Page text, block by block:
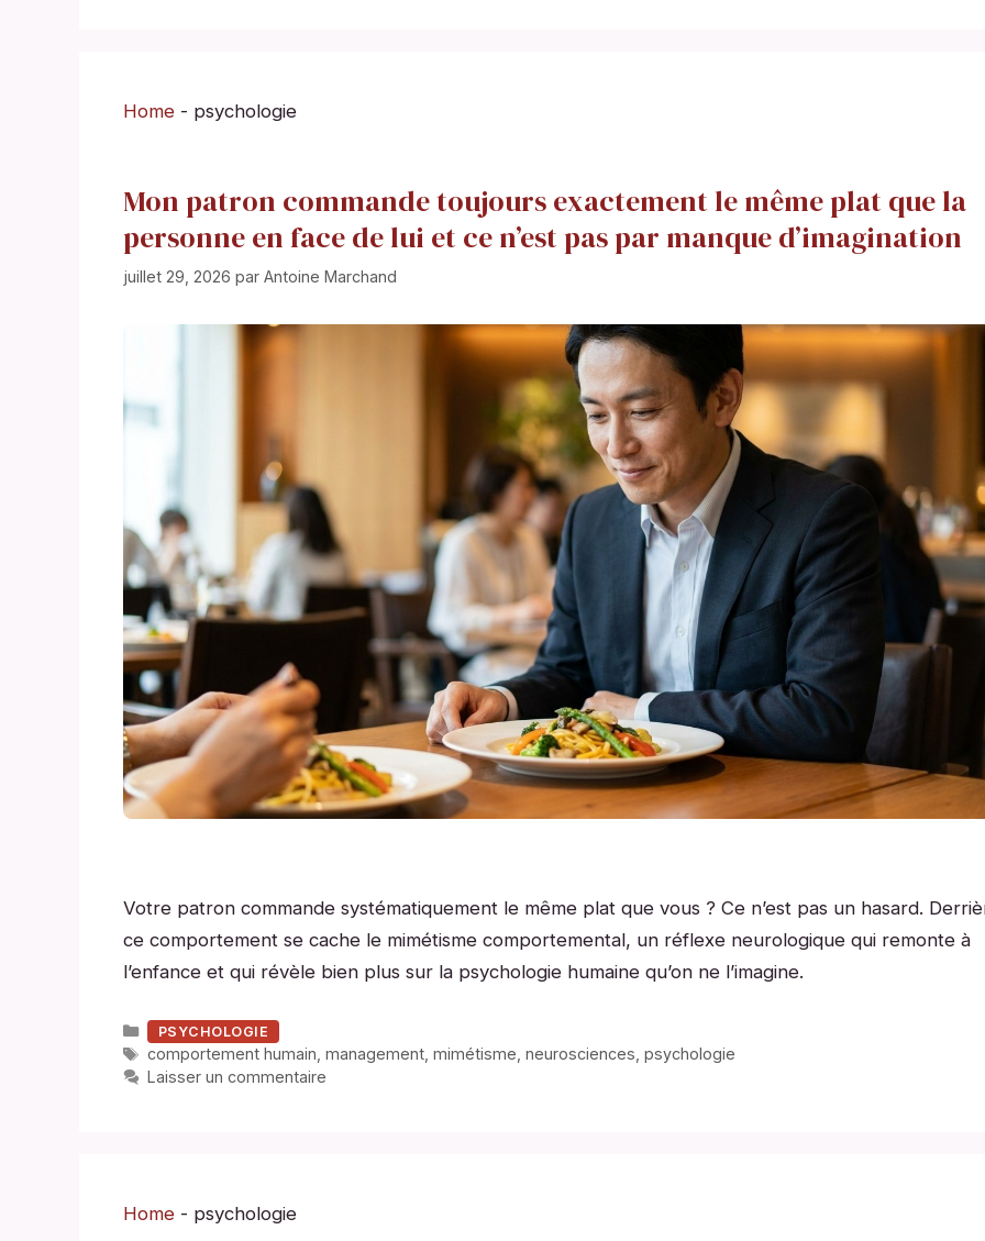
Home - psychologie
Mon patron commande toujours exactement le même plat que la
personne en face de lui et ce n’est pas par manque d’imagination
juillet 29, 2026 par Antoine Marchand
Votre patron commande systématiquement le même plat que vous ? Ce n’est pas un hasard.
ce comportement se cache le mimétisme comportemental, un réflexe neurologique qui remonte à
l’enfance et qui révèle bien plus sur la psychologie humaine qu’on ne l’imagine.
Catégories
PSYCHOLOGIE
Étiquettes
comportement humain, management, mimétisme, neurosciences, psychologie
Laisser un commentaire
Home - psychologie